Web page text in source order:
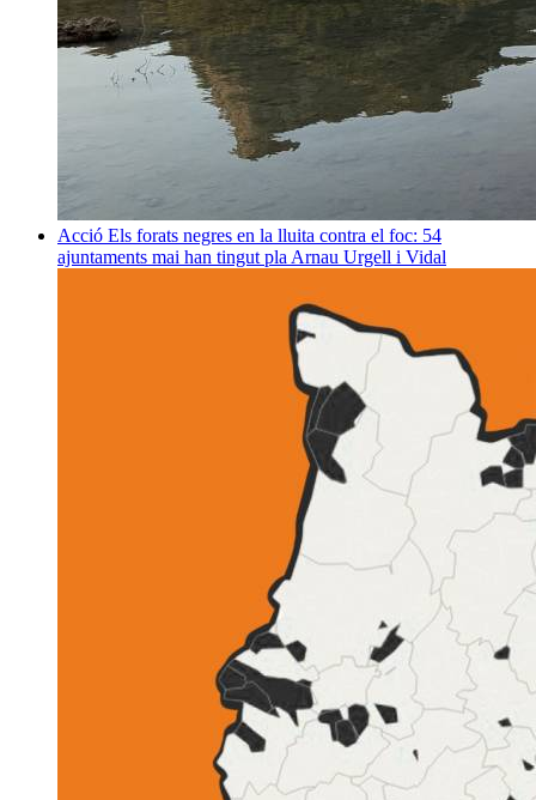
Acció Els forats negres en la lluita contra el foc: 54
ajuntaments mai han tingut pla Arnau Urgell i Vidal